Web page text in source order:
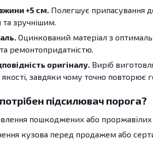
+5 см. Полегшує припасування
зручнішим.
Оцинкований матеріал з
ремонтопридатністю.
оригіналу. Виріб
завдяки чому точно повторює
підсилювач порога?
пошкоджених або проржавілих
кузова перед продажем або